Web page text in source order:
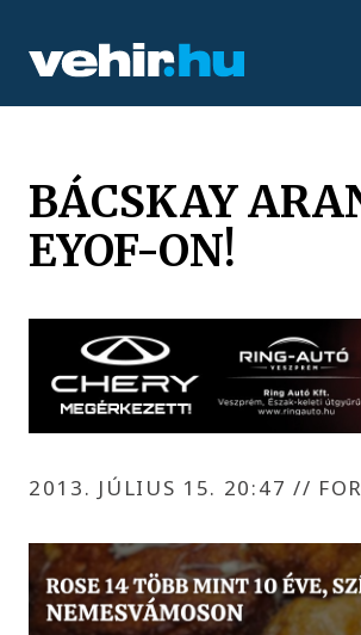
BÁCSKAY
EYOF-ON!
2013. JÚLIUS 15. 20:47 //